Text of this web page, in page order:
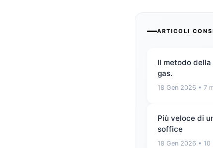
ARTICOLI
Il metodo
gas.
18 Gen 2026 • 7
Più veloce di
soffice
18 Gen 2026 • 10